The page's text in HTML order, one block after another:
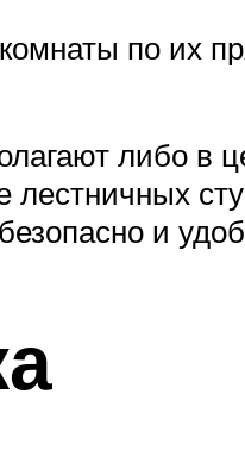
по их
либо в
лестничных
и